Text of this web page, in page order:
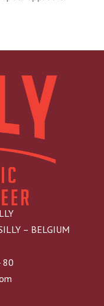
– BELGIUM
80